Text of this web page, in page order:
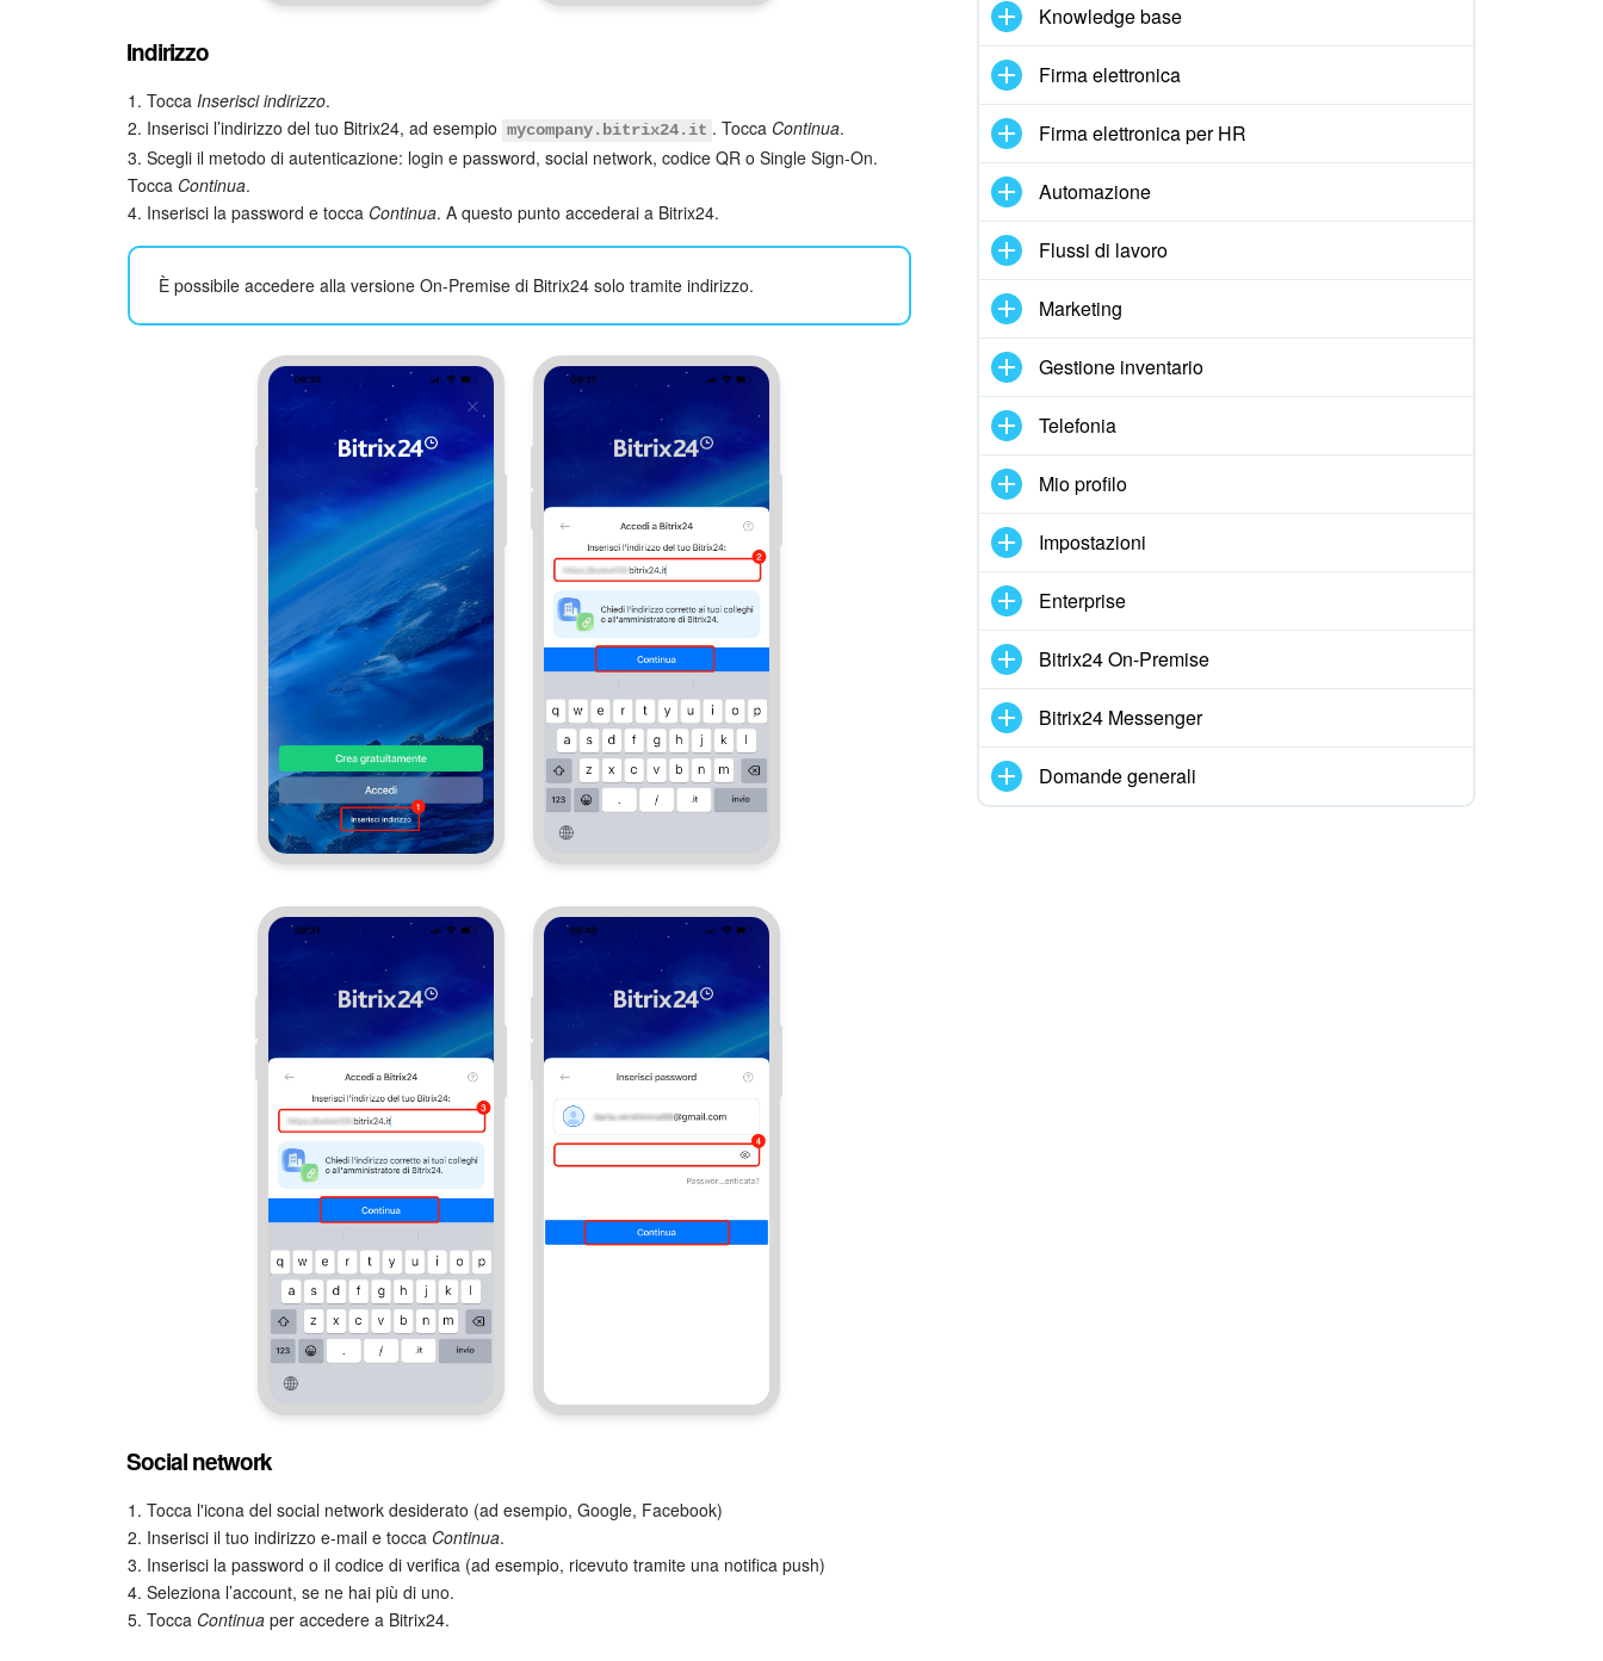
Indirizzo
1. Tocca Inserisci indirizzo.
2. Inserisci l’indirizzo del tuo Bitrix24, ad esempio mycompany.bitrix24.it . Tocca Continua.
3. Scegli il metodo di autenticazione: login e password, social network, codice QR o Single Sign-On.
Tocca Continua.
4. Inserisci la password e tocca Continua. A questo punto accederai a Bitrix24.
È possibile accedere alla versione On-Premise di Bitrix24 solo tramite indirizzo.
Social network
1. Tocca l'icona del social network desiderato (ad esempio, Google, Facebook)
2. Inserisci il tuo indirizzo e-mail e tocca Continua.
3. Inserisci la password o il codice di verifica (ad esempio, ricevuto tramite una notifica push)
4. Seleziona l’account, se ne hai più di uno.
5. Tocca Continua per accedere a Bitrix24.
Knowledge base
Firma elettronica
Firma elettronica per HR
Automazione
Flussi di lavoro
Marketing
Gestione inventario
Telefonia
Mio profilo
Impostazioni
Enterprise
Bitrix24 On-Premise
Bitrix24 Messenger
Domande generali